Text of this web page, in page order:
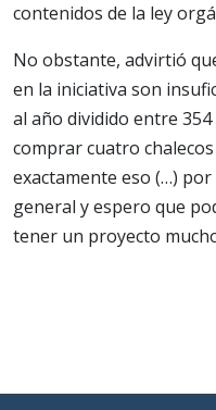
contenidos de la ley
No obstante, advirtió
en la iniciativa son
al año dividido entre
comprar cuatro
exactamente eso (…)
general y espero que
tener un proyecto